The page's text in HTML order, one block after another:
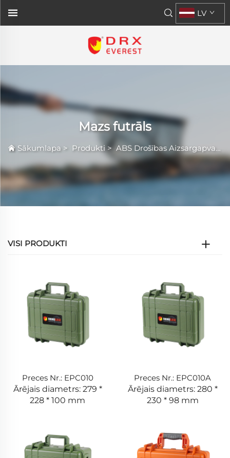
LV
Mazs futrāls
Sākumlapa> Produkti >ABS Drošības Aizsargapvalks
VISI PRODUKTI
Preces Nr.: EPC010
Ārējais diametrs: 279 *
228 * 100 mm
Preces Nr.: EPC010A
Ārējais diametrs: 280 *
230 * 98 mm